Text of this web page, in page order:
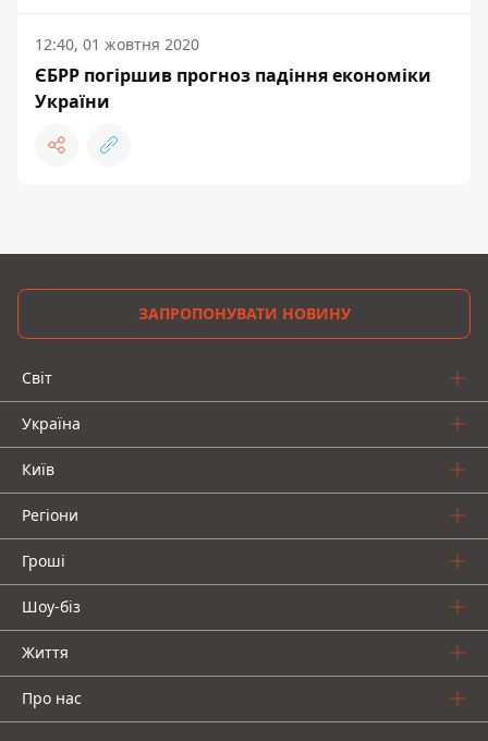
12:40, 01 жовтня 2020
ЄБРР погіршив прогноз падіння економіки
України
ЗАПРОПОНУВАТИ НОВИНУ
Світ
Україна
Київ
Регіони
Гроші
Шоу-біз
Життя
Про нас